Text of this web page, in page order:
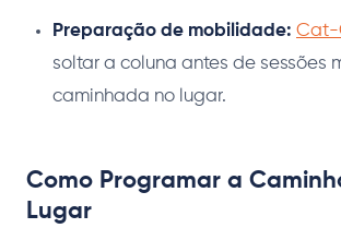
Preparação de mobilidade: Cat-
soltar a coluna antes de sessões
caminhada no lugar.
Como Programar a
Lugar